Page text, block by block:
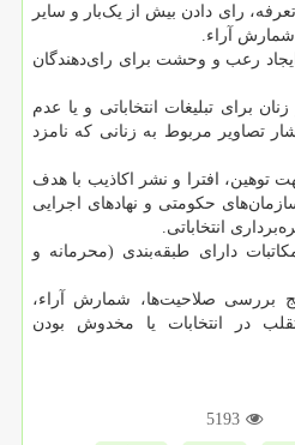
رای دادن بیش از یک‌بار و سایر
آراء.
ایجاد رعب و وحشت برای رای‌دهندگان
زنان برای تبلیغات انتخاباتی و یا عدم
تصاویر مربوط به زنانی که نامزد
توهین‌، افترا و نشر اکاذیب با هدف
حکومتی و نهادهای اجرایی
انتخاباتی.
مکاتبات دارای طبقه‌بندی (محرمانه و
بررسی صلاحیت‌ها‌، شمارش آراء‌،
در انتخابات یا مخدوش بودن
5193